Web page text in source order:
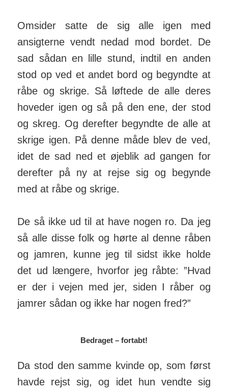
Omsider satte de sig alle igen med
ansigterne vendt nedad mod bordet. De
sad sådan en lille stund, indtil en anden
stod op ved et andet bord og begyndte at
råbe og skrige. Så løftede de alle deres
hoveder igen og så på den ene, der stod
og skreg. Og derefter begyndte de alle at
skrige igen. På denne måde blev de ved,
idet de sad ned et øjeblik ad gangen for
derefter på ny at rejse sig og begynde
med at råbe og skrige.
De så ikke ud til at have nogen ro. Da jeg
så alle disse folk og hørte al denne råben
og jamren, kunne jeg til sidst ikke holde
det ud længere, hvorfor jeg råbte: ”Hvad
er der i vejen med jer, siden I råber og
jamrer sådan og ikke har nogen fred?”
Bedraget – fortabt!
Da stod den samme kvinde op, som først
havde rejst sig, og idet hun vendte sig